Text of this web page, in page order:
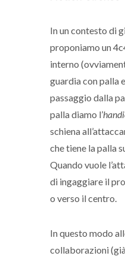
In un contesto di
proponiamo un
interno
guardia con palla
passaggio dalla
palla diamo l’
schiena
che tiene la palla
Quando vuole
di ingaggiare il
o verso il centro.
In questo modo
collaborazioni